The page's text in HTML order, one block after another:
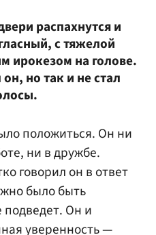
распахнутся и
с тяжелой
ирокезом на голове.
но так и не стал
положиться. Он ни
ни в дружбе.
говорил он в ответ
было быть
Он и
уверенность —